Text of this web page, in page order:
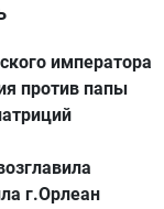
императора
против папы
г.Орлеан